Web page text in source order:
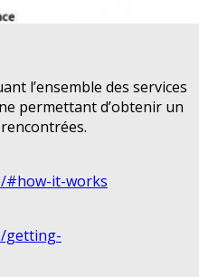
l’ensemble des services
permettant d’obtenir un
#how-it-works
getting-